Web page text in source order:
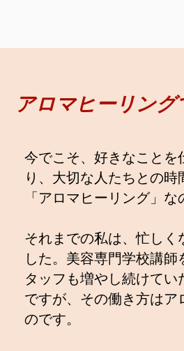
アロマヒーリング
今でこそ、好きなことを
り、大切な人たちとの
「アロマヒーリング」な
それまでの私は、忙し
した。美容専門学校講
タッフも増やし続けて
ですが、その働き方は
のです。